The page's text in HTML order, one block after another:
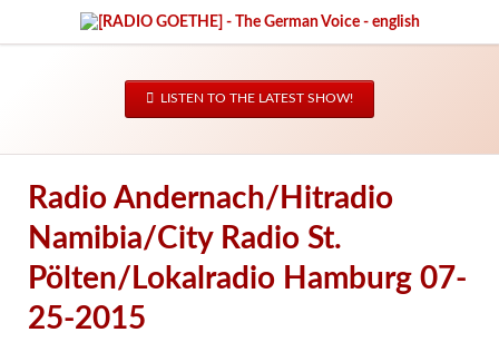
LISTEN TO THE LATEST SHOW!
Radio Andernach/Hitradio
Namibia/City Radio St.
Pölten/Lokalradio Hamburg 07-
25-2015